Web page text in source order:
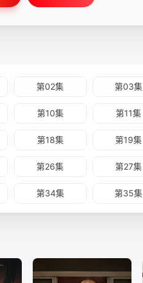
第02集 第03集
第10集 第11集
第18集 第19集
第26集 第27集
第34集 第35集